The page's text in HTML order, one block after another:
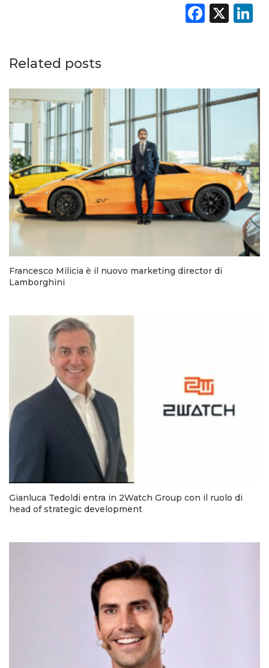
X
Related posts
Francesco Milicia è il nuovo marketing director di
Lamborghini
Gianluca Tedoldi entra in 2Watch Group con il ruolo di
head of strategic development